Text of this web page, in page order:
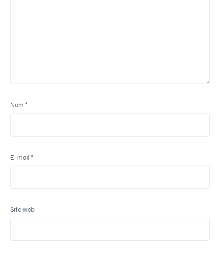
Nom*
E-mail*
Site web